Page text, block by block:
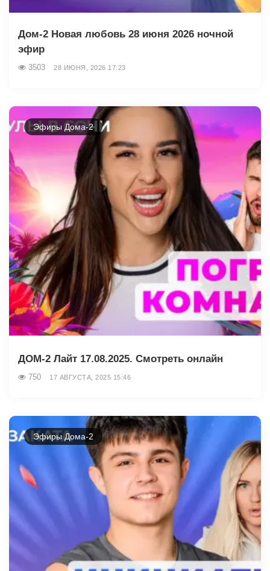
Дом-2 Новая любовь 28 июня 2026 ночной
эфир
3503 28 ИЮНЯ, 2026 17:23
Эфиры Дома-2
ДОМ-2 Лайт 17.08.2025. Смотреть онлайн
750 17 АВГУСТА, 2025 15:46
Эфиры Дома-2